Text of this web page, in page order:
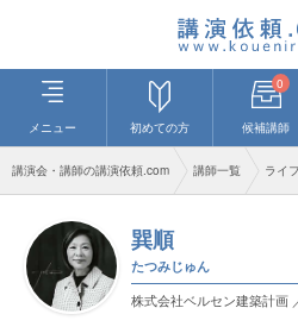
メニュー 初めての方
0
候補講師
講演会・講師の講演依頼.com 講師一覧 ライ
巽順
たつみじゅん
株式会社ベルセン建築計画